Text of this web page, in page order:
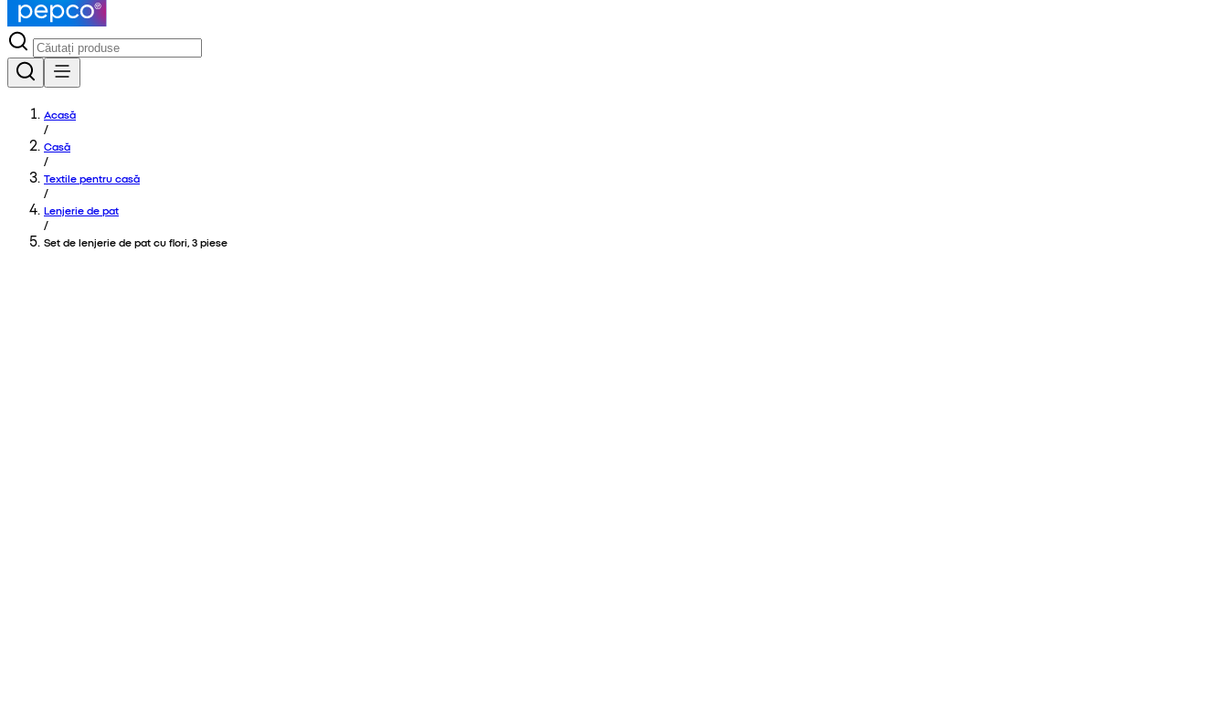
Acasă
/
Casă
/
Textile pentru casă
/
Lenjerie de pat
/
Set de lenjerie de pat cu flori, 3 piese